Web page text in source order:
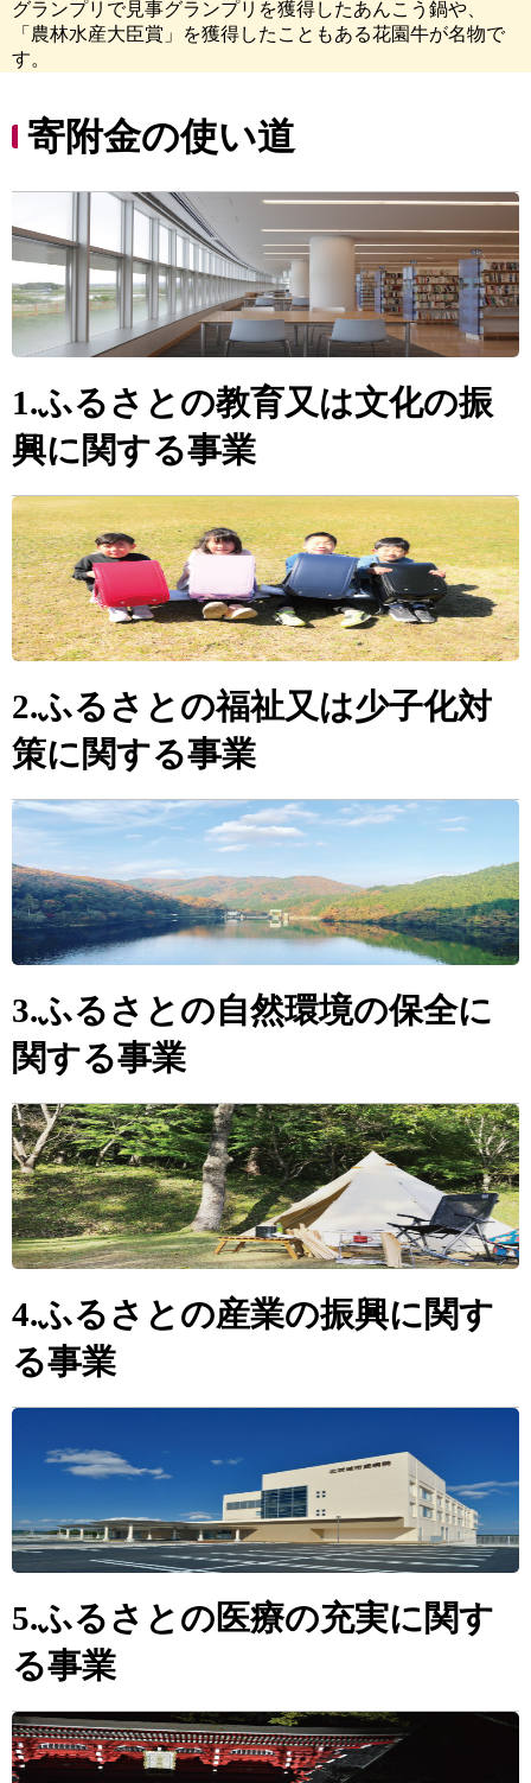
グランプリで見事グランプリを獲得したあんこう鍋や、
「農林水産大臣賞」を獲得したこともある花園牛が名物で
す。
寄附金の使い道
1.ふるさとの教育又は文化の振
興に関する事業
2.ふるさとの福祉又は少子化対
策に関する事業
3.ふるさとの自然環境の保全に
関する事業
4.ふるさとの産業の振興に関す
る事業
5.ふるさとの医療の充実に関す
る事業